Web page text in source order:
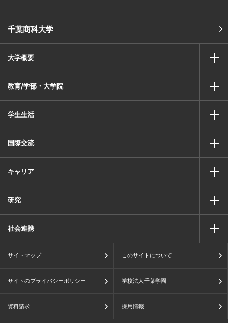
千葉商科大学
大学概要
教育/学部・大学院
学生生活
国際交流
キャリア
研究
社会連携
サイトマップ このサイトについて
サイトのプライバシーポリシー 学校法人千葉学園
資料請求 採用情報